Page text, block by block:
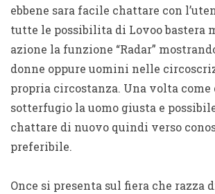
ebbene sara facile chattare con
tutte le possibilita di Lovoo bastera
azione la funzione “Radar”
donne oppure uomini nelle
propria circostanza. Una volta come
sotterfugio la uomo giusta e
chattare di nuovo quindi verso
preferibile.
Once si presenta sul fiera che razza